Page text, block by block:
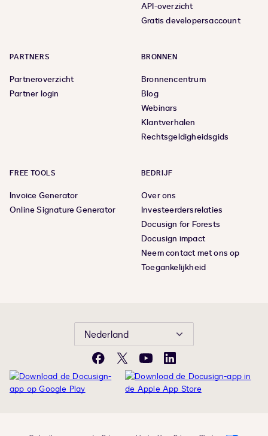
API-overzicht
Gratis developersaccount
PARTNERS
Partneroverzicht
Partner login
BRONNEN
Bronnencentrum
Blog
Webinars
Klantverhalen
Rechtsgeldigheidsgids
FREE TOOLS
Invoice Generator
Online Signature Generator
BEDRIJF
Over ons
Investeerdersrelaties
Docusign for Forests
Docusign impact
Neem contact met ons op
Toegankelijkheid
Nederland
Facebook
X YouTubeLinkedIn